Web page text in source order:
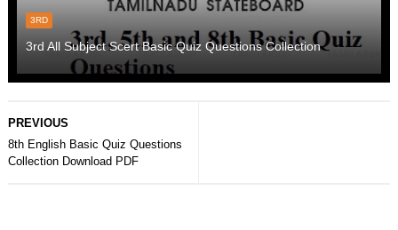
3RD
3rd All Subject Scert Basic Quiz Questions Collection
PREVIOUS
8th English Basic Quiz Questions
Collection Download PDF